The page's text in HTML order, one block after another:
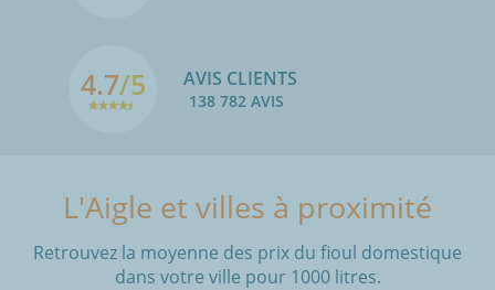
4.7/5 AVIS CLIENTS
138 782 AVIS
L'Aigle et villes à proximité
Retrouvez la moyenne des prix du fioul domestique
dans votre ville pour 1000 litres.